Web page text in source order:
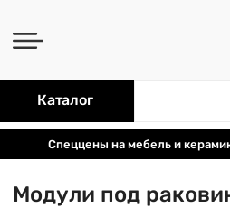
Каталог
Спеццены на мебель и
Модули под